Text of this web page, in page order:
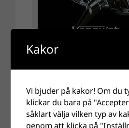
Kakor
Vi bjuder på kakor! Om du
klickar du bara på
såklart välja vilken typ av
genom att klicka på